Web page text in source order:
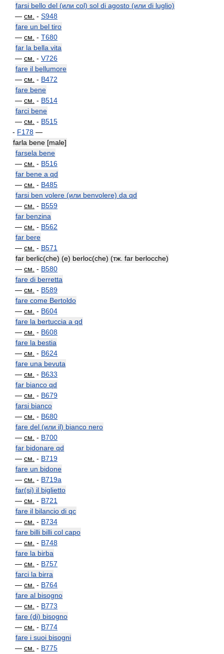
farsi bello del (или col) sol di agosto (или di luglio)
— см. - S948
fare un bel tiro
— см. - T680
far la bella vita
— см. - V726
fare il bellumore
— см. - B472
fare bene
— см. - B514
farci bene
— см. - B515
- F178 —
farla bene [male]
farsela bene
— см. - B516
far bene a qd
— см. - B485
farsi ben volere (или benvolere) da qd
— см. - B559
far benzina
— см. - B562
far bere
— см. - B571
far berlic(che) (e) berloc(che) (тж. far berlocche)
— см. - B580
fare di berretta
— см. - B589
fare come Bertoldo
— см. - B604
fare la bertuccia a qd
— см. - B608
fare la bestia
— см. - B624
fare una bevuta
— см. - B633
far bianco qd
— см. - B679
farsi bianco
— см. - B680
fare del (или il) bianco nero
— см. - B700
far bidonare qd
— см. - B719
fare un bidone
— см. - B719a
far(si) il biglietto
— см. - B721
fare il bilancio di qc
— см. - B734
fare billi billi col capo
— см. - B748
fare la birba
— см. - B757
farci la birra
— см. - B764
fare al bisogno
— см. - B773
fare (di) bisogno
— см. - B774
fare i suoi bisogni
— см. - B775